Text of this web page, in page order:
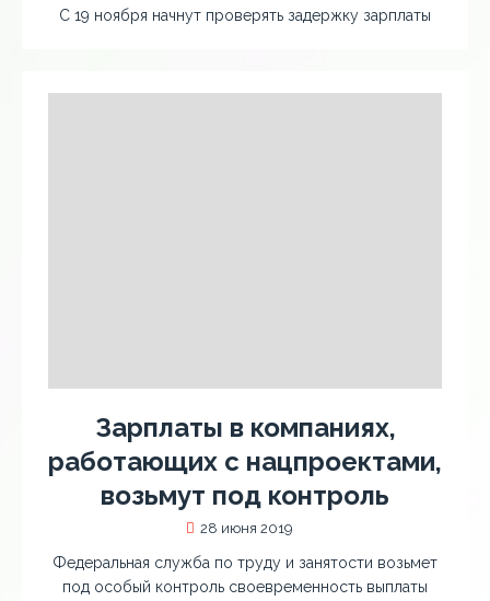
С 19 ноября начнут проверять задержку зарплаты
Зарплаты в компаниях,
работающих с нацпроектами,
возьмут под контроль
28 июня 2019
Федеральная служба по труду и занятости возьмет
под особый контроль своевременность выплаты